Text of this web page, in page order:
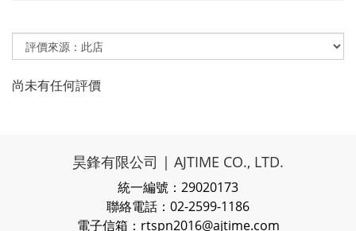
尚未有任何評價
昊鋒有限公司 | AJTIME CO., LTD.
統一編號：29020173
聯絡電話：02-2599-1186
電子信箱：rtspn2016@ajtime.com